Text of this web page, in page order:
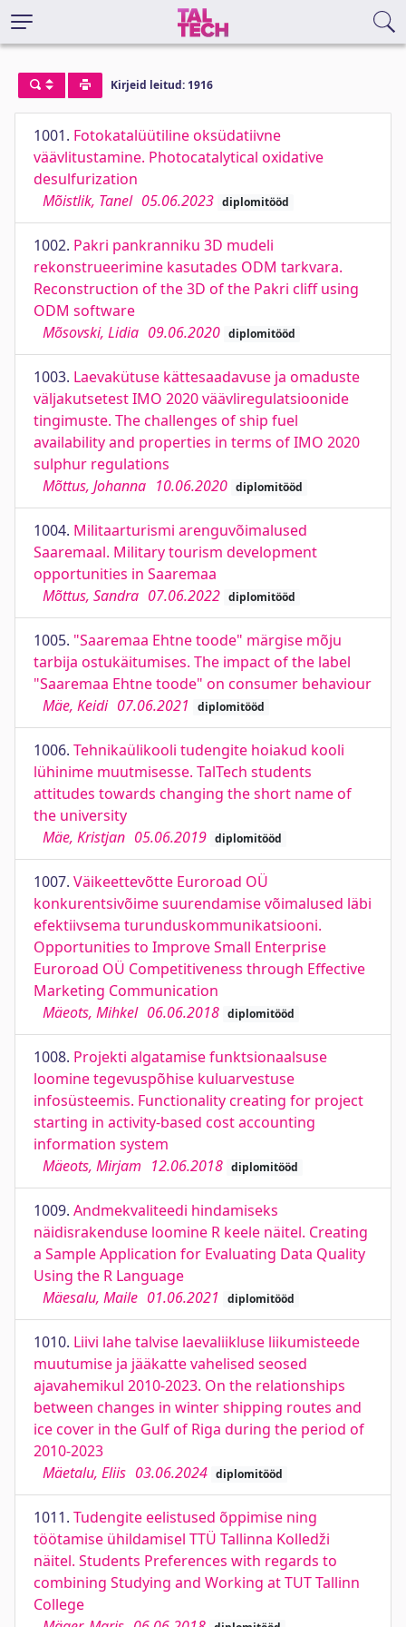
Kirjeid leitud: 1916
1001. Fotokatalüütiline oksüdatiivne
väävlitustamine. Photocatalytical oxidative
desulfurization
Mõistlik, Tanel 05.06.2023 diplomitööd
1002. Pakri pankranniku 3D mudeli
rekonstrueerimine kasutades ODM tarkvara.
Reconstruction of the 3D of the Pakri cliff using
ODM software
Mõsovski, Lidia 09.06.2020 diplomitööd
1003. Laevakütuse kättesaadavuse ja omaduste
väljakutsetest IMO 2020 väävliregulatsioonide
tingimuste. The challenges of ship fuel
availability and properties in terms of IMO 2020
sulphur regulations
Mõttus, Johanna 10.06.2020 diplomitööd
1004. Militaarturismi arenguvõimalused
Saaremaal. Military tourism development
opportunities in Saaremaa
Mõttus, Sandra 07.06.2022 diplomitööd
1005. "Saaremaa Ehtne toode" märgise mõju
tarbija ostukäitumises. The impact of the label
"Saaremaa Ehtne toode" on consumer behaviour
Mäe, Keidi 07.06.2021 diplomitööd
1006. Tehnikaülikooli tudengite hoiakud kooli
lühinime muutmisesse. TalTech students
attitudes towards changing the short name of
the university
Mäe, Kristjan 05.06.2019 diplomitööd
1007. Väikeettevõtte Euroroad OÜ
konkurentsivõime suurendamise võimalused läbi
efektiivsema turunduskommunikatsiooni.
Opportunities to Improve Small Enterprise
Euroroad OÜ Competitiveness through Effective
Marketing Communication
Mäeots, Mihkel 06.06.2018 diplomitööd
1008. Projekti algatamise funktsionaalsuse
loomine tegevuspõhise kuluarvestuse
infosüsteemis. Functionality creating for project
starting in activity-based cost accounting
information system
Mäeots, Mirjam 12.06.2018 diplomitööd
1009. Andmekvaliteedi hindamiseks
näidisrakenduse loomine R keele näitel. Creating
a Sample Application for Evaluating Data Quality
Using the R Language
Mäesalu, Maile 01.06.2021 diplomitööd
1010. Liivi lahe talvise laevaliikluse liikumisteede
muutumise ja jääkatte vahelised seosed
ajavahemikul 2010-2023. On the relationships
between changes in winter shipping routes and
ice cover in the Gulf of Riga during the period of
2010-2023
Mäetalu, Eliis 03.06.2024 diplomitööd
1011. Tudengite eelistused õppimise ning
töötamise ühildamisel TTÜ Tallinna Kolledži
näitel. Students Preferences with regards to
combining Studying and Working at TUT Tallinn
College